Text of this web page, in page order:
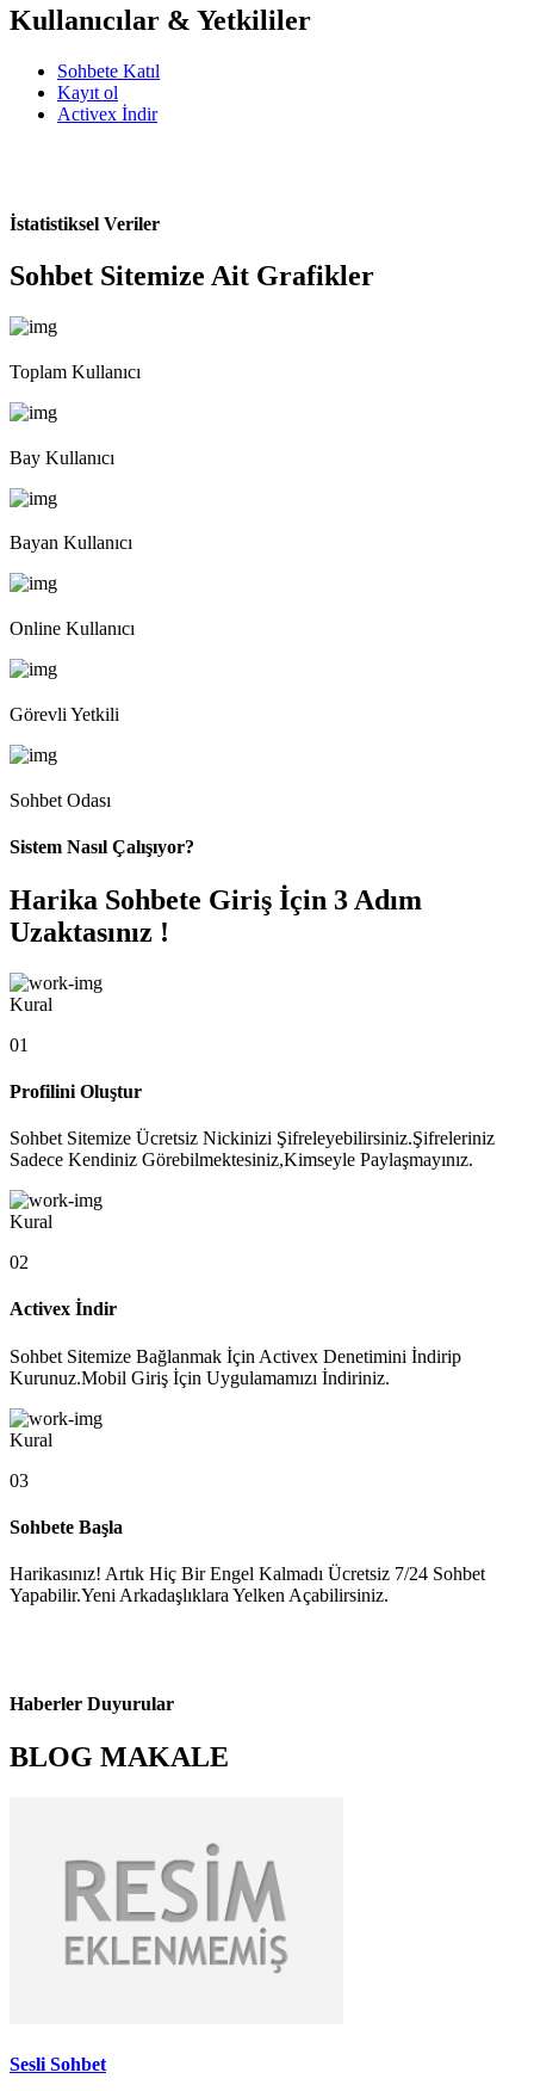
Kullanıcılar & Yetkililer
Sohbete Katıl
Kayıt ol
Activex İndir
İstatistiksel Veriler
Sohbet Sitemize Ait Grafikler
Toplam Kullanıcı
Bay Kullanıcı
Bayan Kullanıcı
Online Kullanıcı
Görevli Yetkili
Sohbet Odası
Sistem Nasıl Çalışıyor?
Harika Sohbete Giriş İçin 3 Adım
Uzaktasınız !
Kural
01
Profilini Oluştur
Sohbet Sitemize Ücretsiz Nickinizi Şifreleyebilirsiniz.Şifreleriniz
Sadece Kendiniz Görebilmektesiniz,Kimseyle Paylaşmayınız.
Kural
02
Activex İndir
Sohbet Sitemize Bağlanmak İçin Activex Denetimini İndirip
Kurunuz.Mobil Giriş İçin Uygulamamızı İndiriniz.
Kural
03
Sohbete Başla
Harikasınız! Artık Hiç Bir Engel Kalmadı Ücretsiz 7/24 Sohbet
Yapabilir.Yeni Arkadaşlıklara Yelken Açabilirsiniz.
Haberler Duyurular
BLOG MAKALE
Sesli Sohbet